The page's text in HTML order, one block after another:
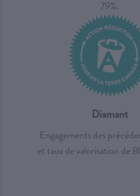
79%.
Diamant
Engagements des
et taux de valorisation de